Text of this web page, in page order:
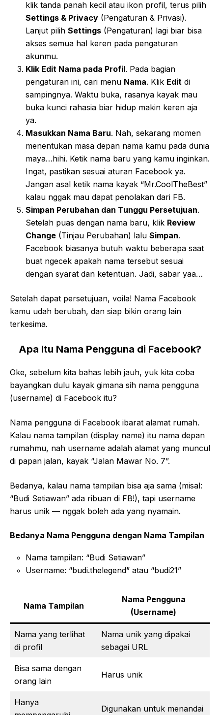
klik tanda panah kecil atau ikon profil, terus pilih
Settings & Privacy (Pengaturan & Privasi).
Lanjut pilih Settings (Pengaturan) lagi biar bisa
akses semua hal keren pada pengaturan
akunmu.
Klik Edit Nama pada Profil. Pada bagian
pengaturan ini, cari menu Nama. Klik Edit di
sampingnya. Waktu buka, rasanya kayak mau
buka kunci rahasia biar hidup makin keren aja
ya.
Masukkan Nama Baru. Nah, sekarang momen
menentukan masa depan nama kamu pada dunia
maya…hihi. Ketik nama baru yang kamu inginkan.
Ingat, pastikan sesuai aturan Facebook ya.
Jangan asal ketik nama kayak “Mr.CoolTheBest”
kalau nggak mau dapat penolakan dari FB.
Simpan Perubahan dan Tunggu Persetujuan.
Setelah puas dengan nama baru, klik Review
Change (Tinjau Perubahan) lalu Simpan.
Facebook biasanya butuh waktu beberapa saat
buat ngecek apakah nama tersebut sesuai
dengan syarat dan ketentuan. Jadi, sabar yaa…
Setelah dapat persetujuan, voila! Nama Facebook
kamu udah berubah, dan siap bikin orang lain
terkesima.
Apa Itu Nama Pengguna di Facebook?
Oke, sebelum kita bahas lebih jauh, yuk kita coba
bayangkan dulu kayak gimana sih nama pengguna
(username) di Facebook itu?
Nama pengguna di Facebook ibarat alamat rumah.
Kalau nama tampilan (display name) itu nama depan
rumahmu, nah username adalah alamat yang muncul
di papan jalan, kayak “Jalan Mawar No. 7”.
Bedanya, kalau nama tampilan bisa aja sama (misal:
“Budi Setiawan” ada ribuan di FB!), tapi username
harus unik — nggak boleh ada yang nyamain.
Bedanya Nama Pengguna dengan Nama Tampilan
Nama tampilan: “Budi Setiawan”
Username: “budi.thelegend” atau “budi21”
Nama Tampilan
Nama Pengguna
(Username)
Nama yang terlihat
di profil
Nama unik yang dipakai
sebagai URL
Bisa sama dengan
orang lain
Harus unik
Hanya
Digunakan untuk menandai